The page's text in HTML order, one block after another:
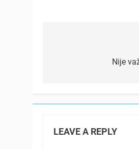
Nije
LEAVE A REPLY